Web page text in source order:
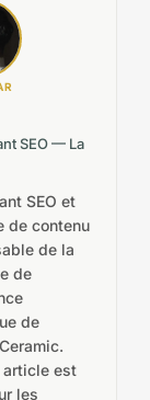
m
SEO — La
SEO et
de contenu
de la
de
de
article est
les